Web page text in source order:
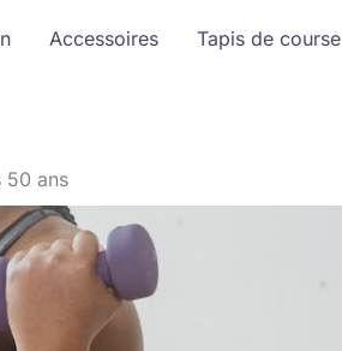
Accessoires Tapis de course
50 ans